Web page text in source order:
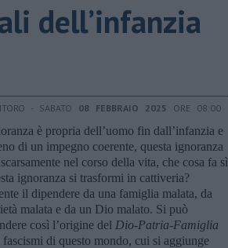
dell’infanzia
- SABATO 08 FEBBRAIO 2025 ORE 08:00
è propria dell’uomo fin dall’infanzia e
di un impegno coerente, questa ignoranza
nel corso della vita, che cosa fa sì
ignoranza si trasformi in cattiveria?
il dipendere da una famiglia malata, da
malata e da un Dio malato. Si può
così l’origine del Dio-Patria-Famiglia
di questo mondo, cui si aggiunge